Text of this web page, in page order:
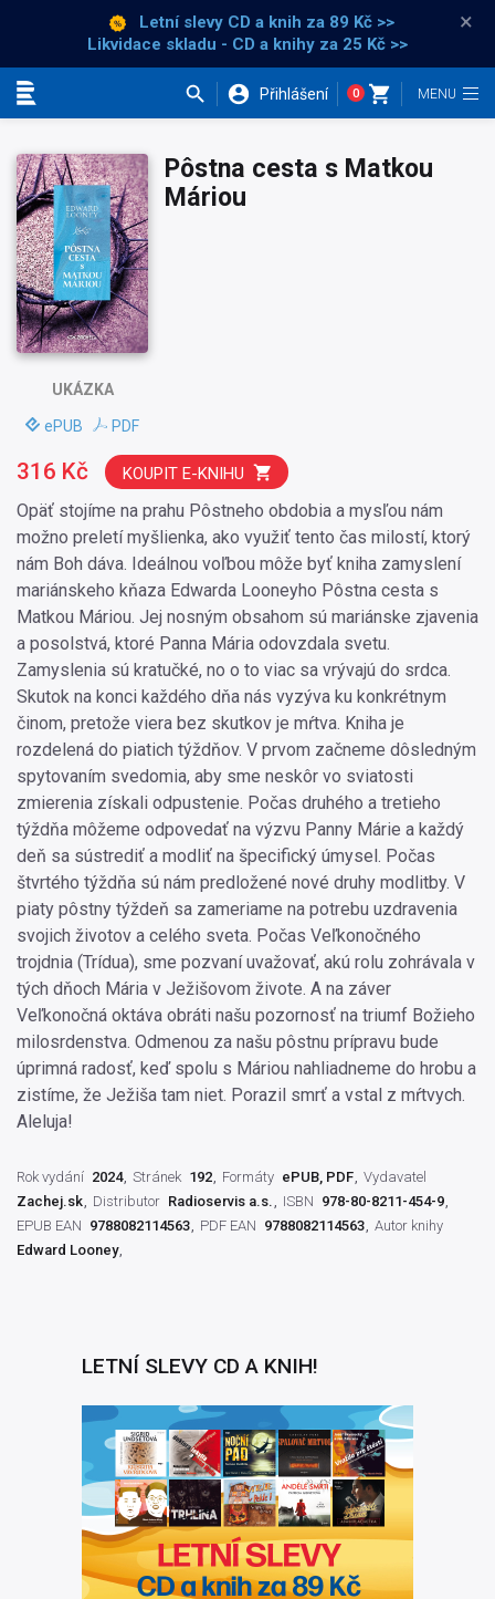
Letní slevy CD a knih za 89 Kč >>
Likvidace skladu - CD a knihy za 25 Kč >>
×
Přihlášení 0
UKÁZKA
ePUB PDF
Pôstna cesta s Matkou
Máriou
Opäť stojíme na prahu Pôstneho obdobia a mysľou nám
možno preletí myšlienka, ako využiť tento čas milostí, ktorý
nám Boh dáva. Ideálnou voľbou môže byť kniha zamyslení
mariánskeho kňaza Edwarda Looneyho Pôstna cesta s
Matkou Máriou. Jej nosným obsahom sú mariánske zjavenia
a posolstvá, ktoré Panna Mária odovzdala svetu.
Zamyslenia sú kratučké, no o to viac sa vrývajú do srdca.
Skutok na konci každého dňa nás vyzýva ku konkrétnym
činom, pretože viera bez skutkov je mŕtva. Kniha je
rozdelená do piatich týždňov. V prvom začneme dôsledným
spytovaním svedomia, aby sme neskôr vo sviatosti
zmierenia získali odpustenie. Počas druhého a tretieho
týždňa môžeme odpovedať na výzvu Panny Márie a každý
deň sa sústrediť a modliť na špecifický úmysel. Počas
štvrtého týždňa sú nám predložené nové druhy modlitby. V
piaty pôstny týždeň sa zameriame na potrebu uzdravenia
svojich životov a celého sveta. Počas Veľkonočného
trojdnia (Trídua), sme pozvaní uvažovať, akú rolu zohrávala v
tých dňoch Mária v Ježišovom živote. A na záver
Veľkonočná oktáva obráti našu pozornosť na triumf Božieho
milosrdenstva. Odmenou za našu pôstnu prípravu bude
úprimná radosť, keď spolu s Máriou nahliadneme do hrobu a
zistíme, že Ježiša tam niet. Porazil smrť a vstal z mŕtvych.
Aleluja!
316 Kč KOUPIT E-KNIHU
Rok vydání 2024 Stránek 192 Formáty ePUB, PDF Vydavatel
Zachej.sk
Distributor Radioservis a.s. ISBN 978-80-8211-454-9
EPUB EAN 9788082114563 PDF EAN 9788082114563 Autor knihy
Edward Looney
LETNÍ SLEVY CD A KNIH!